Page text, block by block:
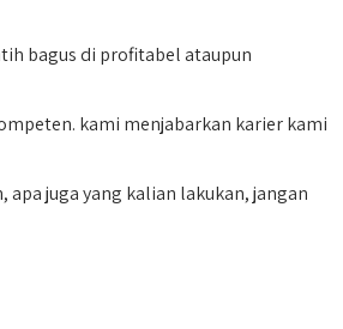
bagus di profitabel ataupun
kami menjabarkan karier kami
juga yang kalian lakukan, jangan